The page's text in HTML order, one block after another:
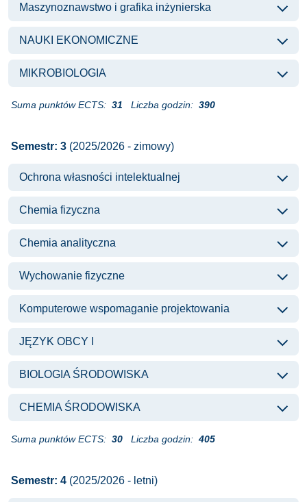
Maszynoznawstwo i grafika inżynierska
NAUKI EKONOMICZNE
MIKROBIOLOGIA
Suma punktów ECTS: 31 Liczba godzin: 390
Semestr: 3 (2025/2026 - zimowy)
Ochrona własności intelektualnej
Chemia fizyczna
Chemia analityczna
Wychowanie fizyczne
Komputerowe wspomaganie projektowania
JĘZYK OBCY I
BIOLOGIA ŚRODOWISKA
CHEMIA ŚRODOWISKA
Suma punktów ECTS: 30 Liczba godzin: 405
Semestr: 4 (2025/2026 - letni)